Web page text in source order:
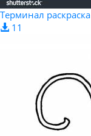
Терминал раскраска
11